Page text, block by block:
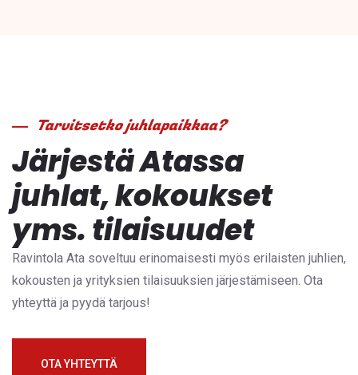
Tarvitsetko juhlapaikkaa?
Järjestä Atassa
juhlat, kokoukset
yms. tilaisuudet
Ravintola Ata soveltuu erinomaisesti myös erilaisten juhlien,
kokousten ja yrityksien tilaisuuksien järjestämiseen. Ota
yhteyttä ja pyydä tarjous!
OTA YHTEYTTÄ